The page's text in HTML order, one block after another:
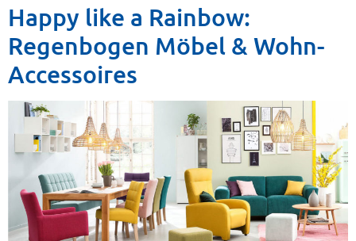
Happy like a Rainbow:
Regenbogen Möbel & Wohn-
Accessoires